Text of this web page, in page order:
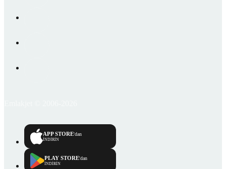
APP STORE'dan
İNDİRİN
PLAY STORE'dan
İNDİRİN